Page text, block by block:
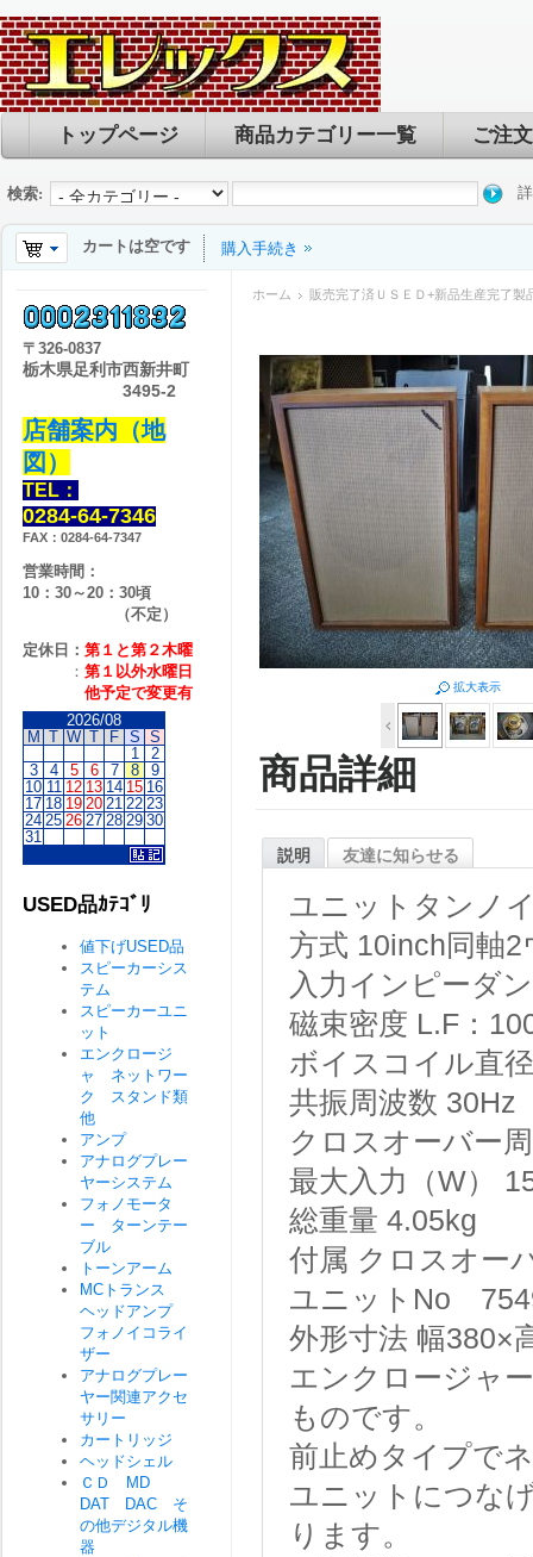
トップページ 商品カテゴリー一覧 ご注
検索:
カートは空です 購入手続き
ホーム 販売完了済ＵＳＥＤ+新品生産完了製
拡大表示
商品詳細
説明 友達に知らせる
ユニットタンノ
方式 10inch同軸2
入力インピーダ
磁束密度 L.F：
ボイスコイル直
共振周波数 30Hz
クロスオーバー
最大入力（W）
総重量 4.05kg
付属 クロスオー
ユニットNo
外形寸法 幅380×
エンクロージャ
ものです。
前止めタイプで
ユニットにつな
ります。
〒 326-0837
栃木県足利市西新井町
3495-2
店舗案内（地
図）
TEL：
0284-64-7346
FAX：0284-64-7347
営業時間：
10：30～20：30頃
（不定）
定休日： 第１と第２木曜
： 第１以外水曜日
他予定で変更有
2026/08
M T W T F S S
1
2
3
4 5 6 7 8
9
10 11 12 13 14 15 16
17 18 19 20 21 22 23
24 25 26 27 28 29 30
31
USED品ｶﾃｺﾞﾘ
値下げUSED品
スピーカーシス
テム
スピーカーユニ
ット
エンクロージ
ャ ネットワー
ク スタンド類
他
アンプ
アナログプレー
ヤーシステム
フォノモータ
ー ターンテー
ブル
トーンアーム
MCトランス
ヘッドアンプ
フォノイコライ
ザー
アナログプレー
ヤー関連アクセ
サリー
カートリッジ
ヘッドシェル
ＣＤ MD
DAT DAC そ
の他デジタル機
器